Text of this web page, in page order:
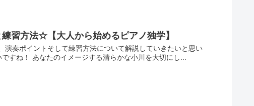
習方法☆【大人から始めるピアノ独学】
奏ポイントそして練習方法について解説していきたいと思い
すね！ あなたのイメージする清らかな小川を大切にし...